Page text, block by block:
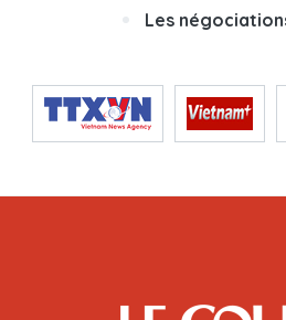
Les